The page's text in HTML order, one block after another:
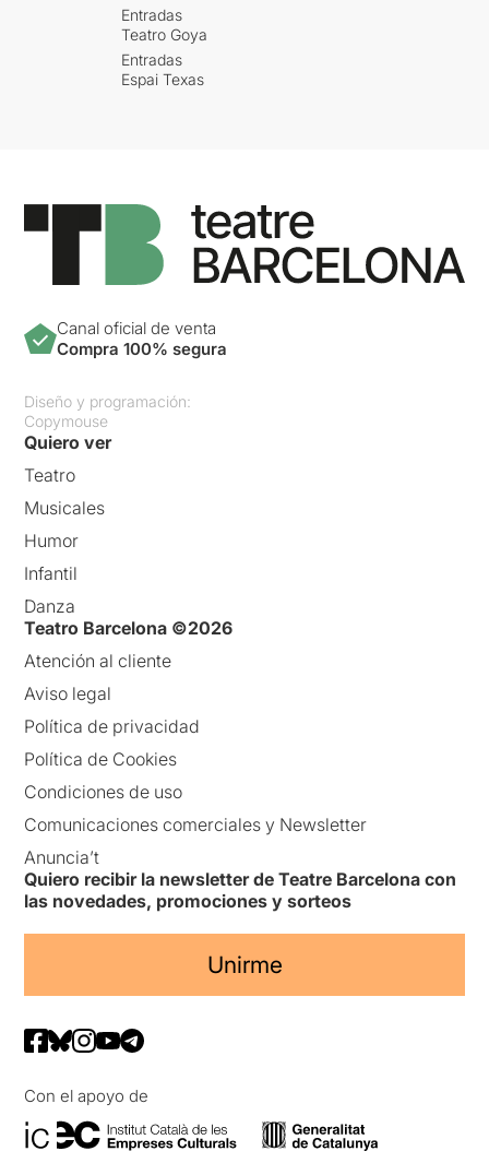
Entradas
Teatro Goya
Entradas
Espai Texas
Canal oficial de venta
Compra 100% segura
Diseño y programación:
Copymouse
Quiero ver
Teatro
Musicales
Humor
Infantil
Danza
Teatro Barcelona ©2026
Atención al cliente
Aviso legal
Política de privacidad
Política de Cookies
Condiciones de uso
Comunicaciones comerciales y Newsletter
Anuncia’t
Quiero recibir la newsletter de Teatre Barcelona con
las novedades, promociones y sorteos
Unirme
Con el apoyo de